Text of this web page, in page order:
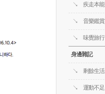
疾走本能
音樂鑑賞
味覺旅行
身邊雜記
剩餘生活
運動不足